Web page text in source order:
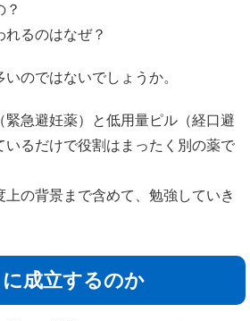
？
れるのはなぜ？
のではないでしょうか。
緊急避妊薬）と低用量ピル（経口避
いるだけで役割はまったく別の薬で
の背景まで含めて、勉強していき
成立するのか